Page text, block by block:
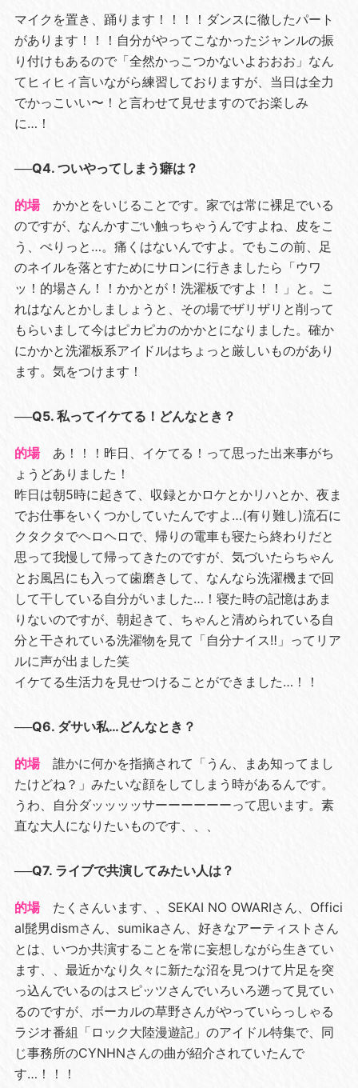
マイクを置き、踊ります！！！！ダンスに徹したパート
があります！！！自分がやってこなかったジャンルの振
り付けもあるので「全然かっこつかないよおおお」なん
てヒィヒィ言いながら練習しておりますが、当日は全力
でかっこいい〜！と言わせて見せますのでお楽しみ
に…！
──Q4. ついやってしまう癖は？
的場
かかとをいじることです。家では常に裸足でいる
のですが、なんかすごい触っちゃうんですよね、皮をこ
う、ぺりっと…。痛くはないんですよ。でもこの前、足
のネイルを落とすためにサロンに行きましたら「ウワ
ッ！的場さん！！かかとが！洗濯板ですよ！！」と。こ
れはなんとかしましょうと、その場でザリザリと削って
もらいまして今はピカピカのかかとになりました。確か
にかかと洗濯板系アイドルはちょっと厳しいものがあり
ます。気をつけます！
──Q5. 私ってイケてる！どんなとき？
的場
あ！！！昨日、イケてる！って思った出来事がち
ょうどありました！
昨日は朝5時に起きて、収録とかロケとかリハとか、夜ま
でお仕事をいくつかしていたんですよ…(有り難し)流石に
クタクタでヘロヘロで、帰りの電車も寝たら終わりだと
思って我慢して帰ってきたのですが、気づいたらちゃん
とお風呂にも入って歯磨きして、なんなら洗濯機まで回
して干している自分がいました…！寝た時の記憶はあま
りないのですが、朝起きて、ちゃんと清められている自
分と干されている洗濯物を見て「自分ナイス‼️」ってリア
ルに声が出ました笑
イケてる生活力を見せつけることができました…！！
──Q6. ダサい私…どんなとき？
的場
誰かに何かを指摘されて「うん、まあ知ってまし
たけどね？」みたいな顔をしてしまう時があるんです。
うわ、自分ダッッッッサーーーーーーって思います。素
直な大人になりたいものです、、、
──Q7. ライブで共演してみたい人は？
的場
たくさんいます、、SEKAI NO OWARIさん、Offici
al髭男dismさん、sumikaさん、好きなアーティストさん
とは、いつか共演することを常に妄想しながら生きてい
ます、、最近かなり久々に新たな沼を見つけて片足を突
っ込んでいるのはスピッツさんでいろいろ遡って見てい
るのですが、ボーカルの草野さんがやっていらっしゃる
ラジオ番組「ロック大陸漫遊記」のアイドル特集で、同
じ事務所のCYNHNさんの曲が紹介されていたんで
す…！！！